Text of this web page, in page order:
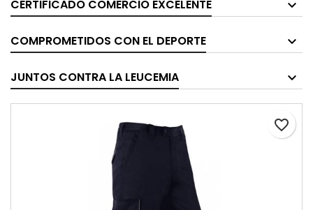
CERTIFICADO COMERCIO EXCELENTE
COMPROMETIDOS CON EL DEPORTE
JUNTOS CONTRA LA LEUCEMIA
favorite_border